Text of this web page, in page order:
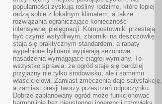
popularności zyskują rośliny rodzime, które lepiej
radzą sobie z lokalnym klimatem, a także
rozwiązania ograniczające konieczność
intensywnej pielęgnacji. Kompostowniki przestają
być czymś wstydliwym, zbiorniki na deszczówkę
stają się praktycznym standardem, a rabaty
wypełnione bylinami wypierają sezonowe
nasadzenia wymagające ciągłej wymiany. To
wszystko sprawia, że ogród staje się bardziej
przyjazny nie tylko środowisku, ale i samemu
właścicielowi. Zamiast zmęczenia daje satysfakcję,
a zamiast presji tworzy przestrzeń odpoczynku.
Dobrze zaplanowany ogród może funkcjonować